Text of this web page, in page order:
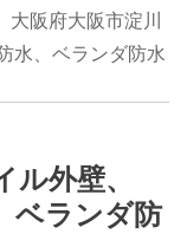
大阪府大阪市淀川
水、ベランダ防水
外壁、
ベランダ防